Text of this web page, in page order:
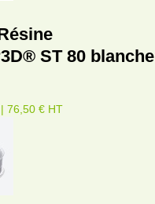
ST 80 blanche
76,50 € HT